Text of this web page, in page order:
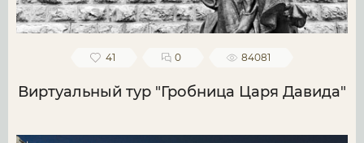
41 0 84081
Виртуальный тур "Гробница Царя Давида"